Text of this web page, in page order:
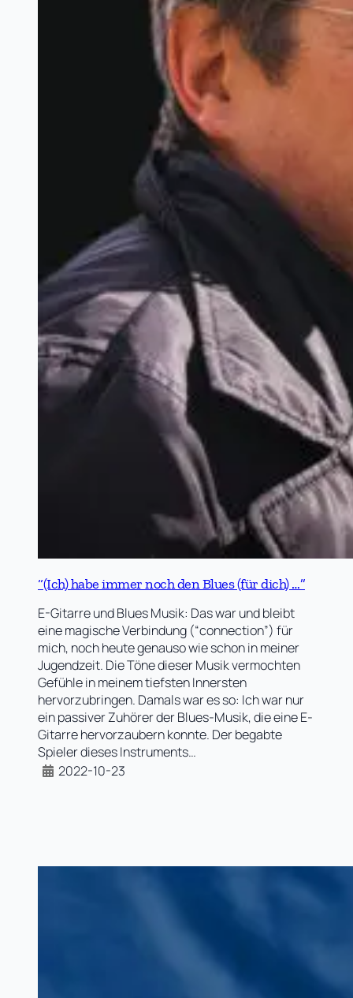
“(Ich) habe immer noch den Blues (für dich) …”
E-Gitarre und Blues Musik: Das war und bleibt
eine magische Verbindung (“connection”) für
mich, noch heute genauso wie schon in meiner
Jugendzeit. Die Töne dieser Musik vermochten
Gefühle in meinem tiefsten Innersten
hervorzubringen. Damals war es so: Ich war nur
ein passiver Zuhörer der Blues-Musik, die eine E-
Gitarre hervorzaubern konnte. Der begabte
Spieler dieses Instruments…
2022-10-23